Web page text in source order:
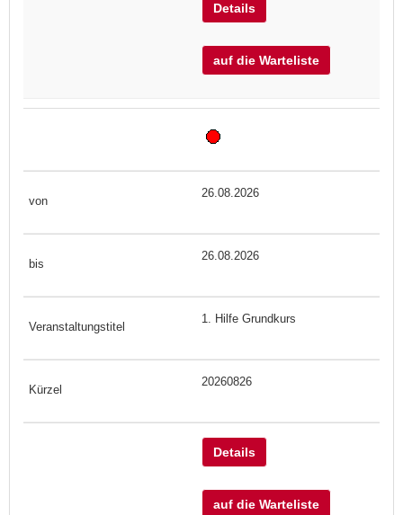
Details
auf die Warteliste
26.08.2026
26.08.2026
1. Hilfe Grundkurs
20260826
Details
auf die Warteliste